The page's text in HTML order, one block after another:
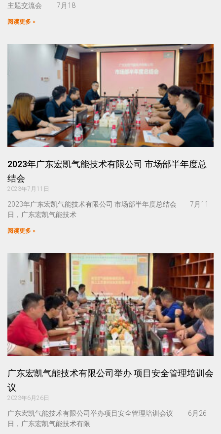
主题交流会 7月18
阅读更多 »
2023年广东宏凯气能技术有限公司 市场部半年度总
结会
2023年7月11日
2023年广东宏凯气能技术有限公司 市场部半年度总结会 7月11
日，广东宏凯气能技术
阅读更多 »
广东宏凯气能技术有限公司举办 项目安全管理培训会
议
2023年6月26日
广东宏凯气能技术有限公司举办项目安全管理培训会议 6月26
日，广东宏凯气能技术有限